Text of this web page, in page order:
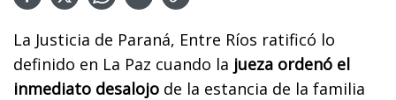
La Justicia de Paraná, Entre Ríos ratificó lo
definido en La Paz cuando la jueza ordenó el
inmediato desalojo de la estancia de la familia